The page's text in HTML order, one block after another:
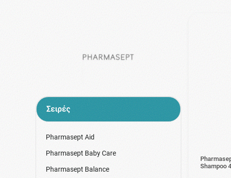
Σειρές
Pharmasept Aid
Pharmasept Baby Care
Pharmasept Balance
Shampoo